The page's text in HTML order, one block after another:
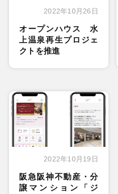
2022年10月26日
オープンハウス 水
上温泉再生プロジェ
クトを推進
2022年10月19日
阪急阪神不動産・分
譲マンション「ジ